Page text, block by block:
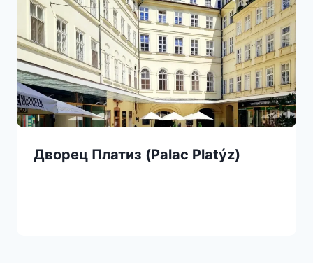
Дворец Платиз (Palac Platýz)